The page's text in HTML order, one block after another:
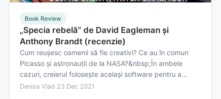
Book Review
„Specia rebelă” de David Eagleman și
Anthony Brandt (recenzie)
Cum reușesc oamenii să fie creativi? Ce au în comun
Picasso şi astronauţii de la NASA?&nbsp;În ambele
cazuri, creierul foloseşte acelaşi software pentru a
rezolva probleme şi a crea lucruri noi. „Specia rebelă”,
Denisa Vlad· 23 Dec 2021